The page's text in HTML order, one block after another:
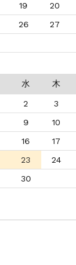
19 20
26 27
水 木
2 3
9 10
16 17
23 24
30